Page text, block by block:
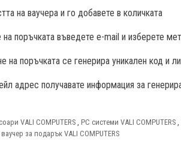
на ваучера и го добавете в количката
поръчката въведете e-mail и изберете
поръчката се генерира уникален код и
адрес получавате информация за
VALI COMPUTERS , PC системи VALI COMPUTERS ,
за подарък VALI COMPUTERS